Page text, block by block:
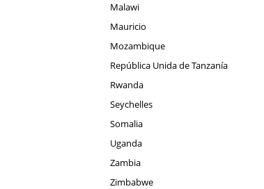
Malawi
Mauricio
Mozambique
República Unida de Tanzanía
Rwanda
Seychelles
Somalia
Uganda
Zambia
Zimbabwe